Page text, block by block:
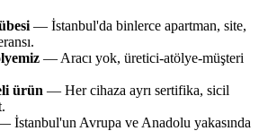
— İstanbul'da binlerce apartman, site,
— Aracı yok, üretici-atölye-müşteri
ürün — Her cihaza ayrı sertifika, sicil
İstanbul'un Avrupa ve Anadolu yakasında